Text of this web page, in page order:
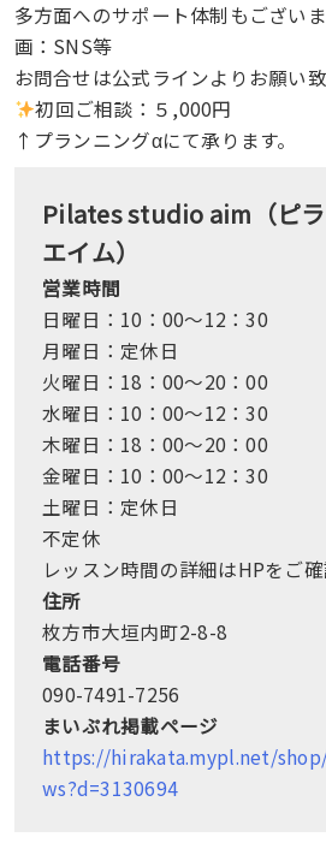
多方面へのサポート体制もござい
画：SNS等
お問合せは公式ラインよりお願い致
初回ご相談：５,000円
↑プランニングαにて承ります。
Pilates studio aim（ピ
エイム）
営業時間
日曜日：10：00～12：30
月曜日：定休日
火曜日：18：00～20：00
水曜日：10：00～12：30
木曜日：18：00～20：00
金曜日：10：00～12：30
土曜日：定休日
不定休
レッスン時間の詳細はHPをご確
住所
枚方市大垣内町2-8-8
電話番号
090-7491-7256
まいぷれ掲載ページ
https://hirakata.mypl.net/
ws?d=3130694